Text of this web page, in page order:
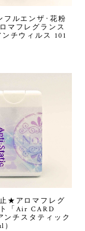
ルエンザ･花粉
マフレグランス
チウィルス 101
★アロマフレグ
「Air CARD
ンチスタティック
）